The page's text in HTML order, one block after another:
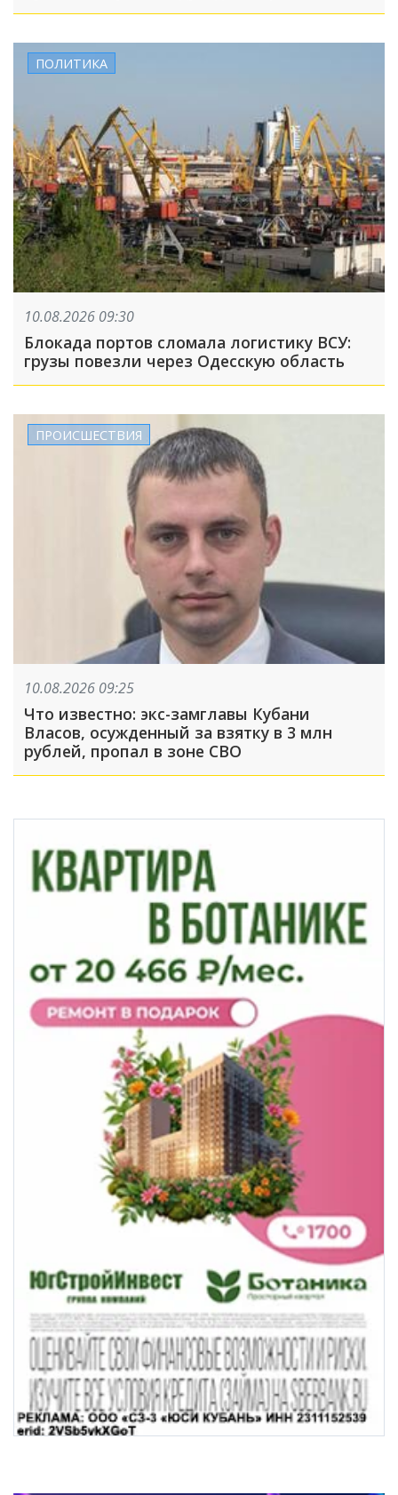
ПОЛИТИКА
10.08.2026 09:30
Блокада портов сломала логистику ВСУ:
грузы повезли через Одесскую область
ПРОИСШЕСТВИЯ
10.08.2026 09:25
Что известно: экс-замглавы Кубани
Власов, осужденный за взятку в 3 млн
рублей, пропал в зоне СВО